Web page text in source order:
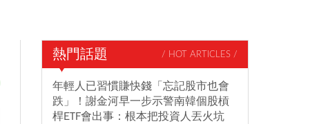
熱門話題 / HOT ARTICLES /
年輕人已習慣賺快錢「忘記股市也會
跌」！謝金河早一步示警南韓個股槓
桿ETF會出事：根本把投資人丟火坑